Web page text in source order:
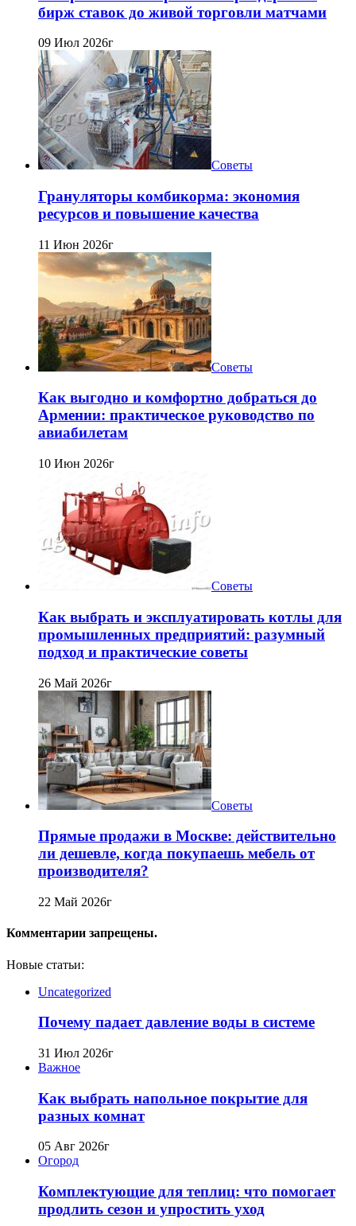
бирж ставок до живой торговли матчами
09 Июл 2026г
Советы
Грануляторы комбикорма: экономия
ресурсов и повышение качества
11 Июн 2026г
Советы
Как выгодно и комфортно добраться до
Армении: практическое руководство по
авиабилетам
10 Июн 2026г
Советы
Как выбрать и эксплуатировать котлы для
промышленных предприятий: разумный
подход и практические советы
26 Май 2026г
Советы
Прямые продажи в Москве: действительно
ли дешевле, когда покупаешь мебель от
производителя?
22 Май 2026г
Комментарии запрещены.
Новые статьи:
Uncategorized
Почему падает давление воды в системе
31 Июл 2026г
Важное
Как выбрать напольное покрытие для
разных комнат
05 Авг 2026г
Огород
Комплектующие для теплиц: что помогает
продлить сезон и упростить уход